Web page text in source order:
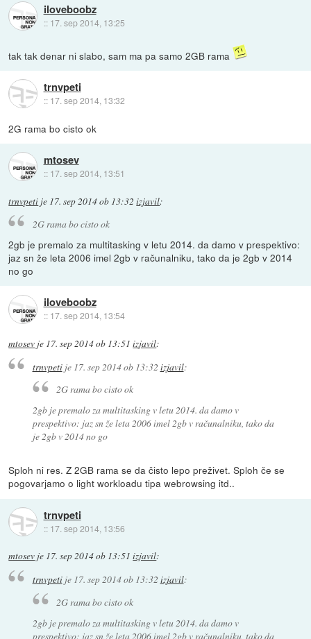
iloveboobz
:: 17. sep 2014, 13:25
tak tak denar ni slabo, sam ma pa samo 2GB rama
trnvpeti
:: 17. sep 2014, 13:32
2G rama bo cisto ok
mtosev
:: 17. sep 2014, 13:51
trnvpeti je 17. sep 2014 ob 13:32 izjavil:
2G rama bo cisto ok
2gb je premalo za multitasking v letu 2014. da damo v prespektivo:
jaz sn že leta 2006 imel 2gb v računalniku, tako da je 2gb v 2014
no go
iloveboobz
:: 17. sep 2014, 13:54
mtosev je 17. sep 2014 ob 13:51 izjavil:
trnvpetije 17. sep 2014 ob 13:32 izjavil:
2G rama bo cisto ok
2gb je premalo za multitasking v letu 2014. da damo v
prespektivo: jaz sn že leta 2006 imel 2gb v računalniku, tako da
je 2gb v 2014 no go
Sploh ni res. Z 2GB rama se da čisto lepo preživet. Sploh če se
pogovarjamo o light workloadu tipa webrowsing itd..
trnvpeti
:: 17. sep 2014, 13:56
mtosev je 17. sep 2014 ob 13:51 izjavil:
trnvpetije 17. sep 2014 ob 13:32 izjavil:
2G rama bo cisto ok
2gb je premalo za multitasking v letu 2014. da damo v
prespektivo: jaz sn že leta 2006 imel 2gb v računalniku, tako da